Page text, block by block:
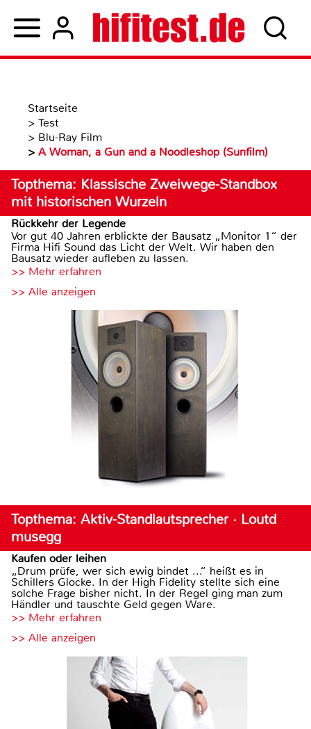
Startseite
> Test
> Blu-Ray Film
> A Woman, a Gun and a Noodleshop (Sunfilm)
Topthema: Klassische Zweiwege-Standbox
mit historischen Wurzeln
Rückkehr der Legende
Vor gut 40 Jahren erblickte der Bausatz „Monitor 1“ der
Firma Hifi Sound das Licht der Welt. Wir haben den
Bausatz wieder aufleben zu lassen.
>> Mehr erfahren
>> Alle anzeigen
Topthema: Aktiv-Standlautsprecher · Loutd
musegg
Kaufen oder leihen
„Drum prüfe, wer sich ewig bindet ...“ heißt es in
Schillers Glocke. In der High Fidelity stellte sich eine
solche Frage bisher nicht. In der Regel ging man zum
Händler und tauschte Geld gegen Ware.
>> Mehr erfahren
>> Alle anzeigen